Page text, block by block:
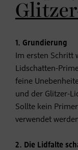
1. Grundierung
Im ersten Schritt
Lidschatten-
feine
und der Glitzer-
Sollte kein
verwendet
2. Die Lidfalte